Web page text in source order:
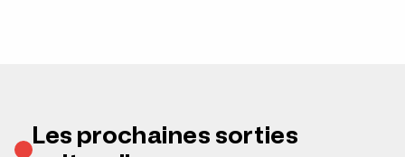
Les prochaines sorties